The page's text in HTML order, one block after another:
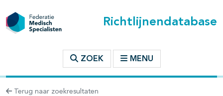
Richtlijnendatabase
ZOEK MENU
Terug naar zoekresultaten
binnen deze richtlijn